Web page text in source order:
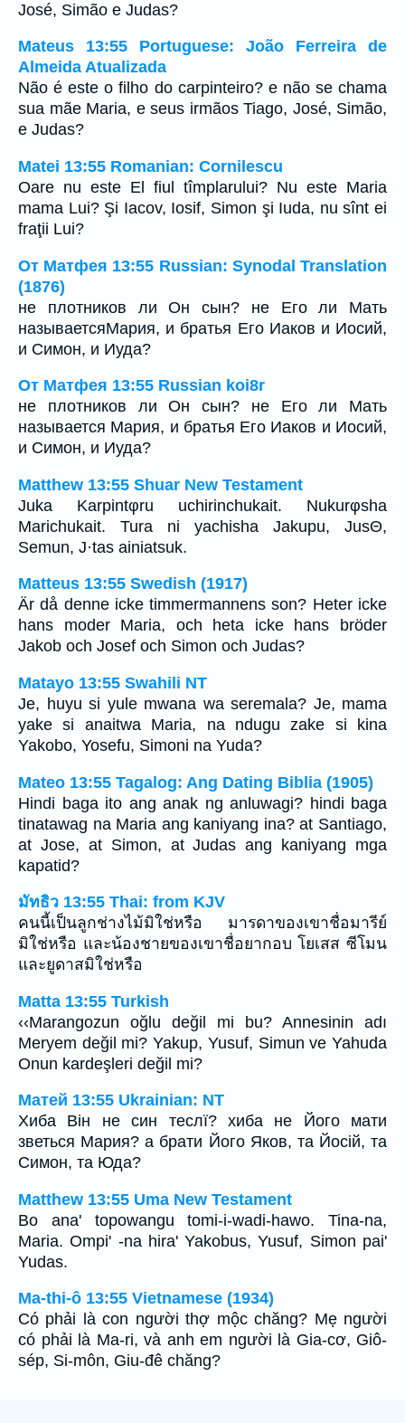
José, Simão e Judas?
Mateus 13:55 Portuguese: João Ferreira de
Almeida Atualizada
Não é este o filho do carpinteiro? e não se chama
sua mãe Maria, e seus irmãos Tiago, José, Simão,
e Judas?
Matei 13:55 Romanian: Cornilescu
Oare nu este El fiul tîmplarului? Nu este Maria
mama Lui? Şi Iacov, Iosif, Simon şi Iuda, nu sînt ei
fraţii Lui?
От Матфея 13:55 Russian: Synodal Translation
(1876)
не плотников ли Он сын? не Его ли Мать
называетсяМария, и братья Его Иаков и Иосий,
и Симон, и Иуда?
От Матфея 13:55 Russian koi8r
не плотников ли Он сын? не Его ли Мать
называется Мария, и братья Его Иаков и Иосий,
и Симон, и Иуда?
Matthew 13:55 Shuar New Testament
Juka Karpintφru uchirinchukait. Nukurφsha
Marichukait. Tura ni yachisha Jakupu, JusΘ,
Semun, J·tas ainiatsuk.
Matteus 13:55 Swedish (1917)
Är då denne icke timmermannens son? Heter icke
hans moder Maria, och heta icke hans bröder
Jakob och Josef och Simon och Judas?
Matayo 13:55 Swahili NT
Je, huyu si yule mwana wa seremala? Je, mama
yake si anaitwa Maria, na ndugu zake si kina
Yakobo, Yosefu, Simoni na Yuda?
Mateo 13:55 Tagalog: Ang Dating Biblia (1905)
Hindi baga ito ang anak ng anluwagi? hindi baga
tinatawag na Maria ang kaniyang ina? at Santiago,
at Jose, at Simon, at Judas ang kaniyang mga
kapatid?
มัทธิว 13:55 Thai: from KJV
คนนี้เป็นลูกช่างไม้มิใช่หรือ มารดาของเขาชื่อมารีย์
มิใช่หรือ และน้องชายของเขาชื่อยากอบ โยเสส ซีโมน
และยูดาสมิใช่หรือ
Matta 13:55 Turkish
‹‹Marangozun oğlu değil mi bu? Annesinin adı
Meryem değil mi? Yakup, Yusuf, Simun ve Yahuda
Onun kardeşleri değil mi?
Матей 13:55 Ukrainian: NT
Хиба Він не син теслї? хиба не Його мати
зветься Мария? а брати Його Яков, та Йосій, та
Симон, та Юда?
Matthew 13:55 Uma New Testament
Bo ana' topowangu tomi-i-wadi-hawo. Tina-na,
Maria. Ompi' -na hira' Yakobus, Yusuf, Simon pai'
Yudas.
Ma-thi-ô 13:55 Vietnamese (1934)
Có phải là con người thợ mộc chăng? Mẹ người
có phải là Ma-ri, và anh em người là Gia-cơ, Giô-
sép, Si-môn, Giu-đê chăng?